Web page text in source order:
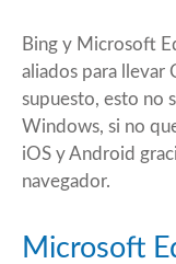
Bing y Microsoft
aliados para llevar
supuesto, esto no
Windows, si no
iOS y Android
navegador.
Microsoft